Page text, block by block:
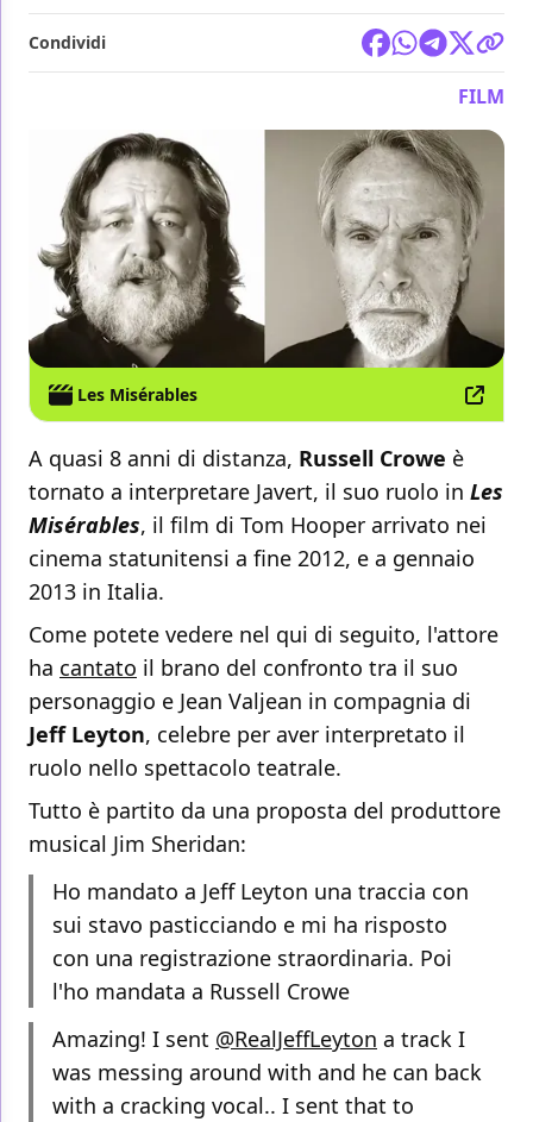
Condividi
FILM
Les Misérables
A quasi 8 anni di distanza, Russell Crowe è
tornato a interpretare Javert, il suo ruolo in Les
Misérables, il film di Tom Hooper arrivato nei
cinema statunitensi a fine 2012, e a gennaio
2013 in Italia.
Come potete vedere nel qui di seguito, l'attore
ha cantato il brano del confronto tra il suo
personaggio e Jean Valjean in compagnia di
Jeff Leyton, celebre per aver interpretato il
ruolo nello spettacolo teatrale.
Tutto è partito da una proposta del produttore
musical Jim Sheridan:
Ho mandato a Jeff Leyton una traccia con
sui stavo pasticciando e mi ha risposto
con una registrazione straordinaria. Poi
l'ho mandata a Russell Crowe
Amazing! I sent @RealJeffLeyton a track I
was messing around with and he can back
with a cracking vocal.. I sent that to